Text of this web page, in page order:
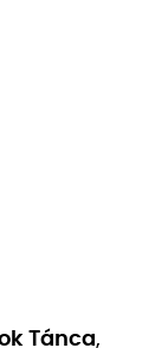
Tánca,